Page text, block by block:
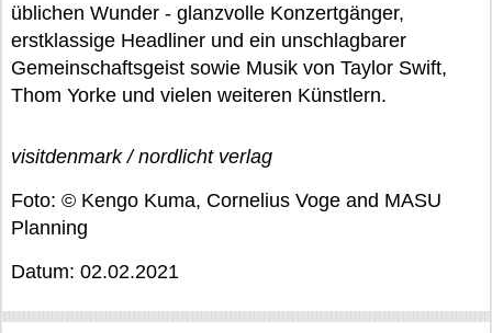
üblichen Wunder - glanzvolle Konzertgänger,
erstklassige Headliner und ein unschlagbarer
Gemeinschaftsgeist sowie Musik von Taylor Swift,
Thom Yorke und vielen weiteren Künstlern.
visitdenmark / nordlicht verlag
Foto: © Kengo Kuma, Cornelius Voge and MASU
Planning
Datum: 02.02.2021